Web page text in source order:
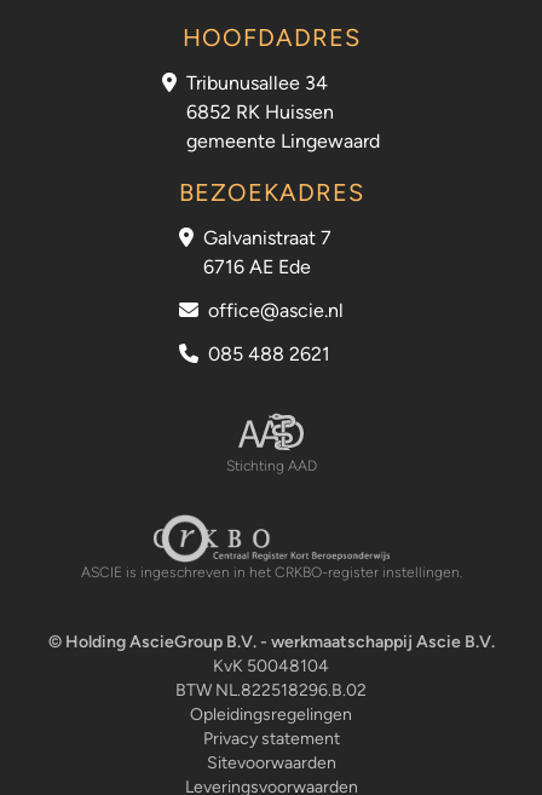
HOOFDADRES
Tribunusallee 34
6852 RK Huissen
gemeente Lingewaard
BEZOEKADRES
Galvanistraat 7
6716 AE Ede
office@ascie.nl
085 488 2621
Stichting AAD
Stichting AAD
Centraal Register Kort Beroepsonderwijs
ASCIE is ingeschreven in het CRKBO-register instellingen.
© Holding AscieGroup B.V. - werkmaatschappij Ascie B.V.
KvK 50048104
BTW NL.822518296.B.02
Opleidingsregelingen
Privacy statement
Sitevoorwaarden
Leveringsvoorwaarden